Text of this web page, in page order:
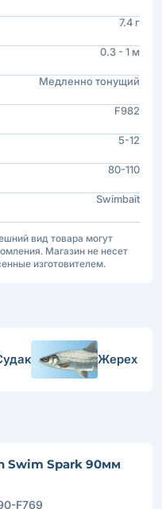
7.4 г
0.3 - 1 м
Медленно тонущий
F982
5-12
80-110
Swimbait
вид товара могут
Магазин не несет
изготовителем.
Жерех
Swim Spark 90мм
F769